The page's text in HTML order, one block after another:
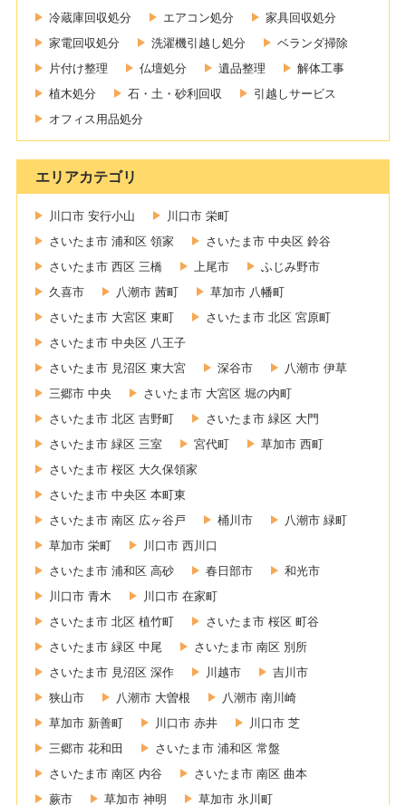
冷蔵庫回収処分
エアコン処分
家具回収処分
家電回収処分
洗濯機引越し処分
ベランダ掃除
片付け整理
仏壇処分 遺品整理
解体工事
植木処分
石・土・砂利回収
引越しサービス
オフィス用品処分
エリアカテゴリ
川口市 安行小山
川口市 栄町
さいたま市 浦和区 領家
さいたま市 中央区 鈴谷
さいたま市 西区 三橋
上尾市
ふじみ野市
久喜市
八潮市 茜町
草加市 八幡町
さいたま市 大宮区 東町
さいたま市 北区 宮原町
さいたま市 中央区 八王子
さいたま市 見沼区 東大宮
深谷市
八潮市 伊草
三郷市 中央
さいたま市 大宮区 堀の内町
さいたま市 北区 吉野町
さいたま市 緑区 大門
さいたま市 緑区 三室
宮代町
草加市 西町
さいたま市 桜区 大久保領家
さいたま市 中央区 本町東
さいたま市 南区 広ヶ谷戸
桶川市
八潮市 緑町
草加市 栄町
川口市 西川口
さいたま市 浦和区 高砂
春日部市
和光市
川口市 青木
川口市 在家町
さいたま市 北区 植竹町
さいたま市 桜区 町谷
さいたま市 緑区 中尾
さいたま市 南区 別所
さいたま市 見沼区 深作
川越市
吉川市
狭山市
八潮市 大曽根
八潮市 南川崎
草加市 新善町
川口市 赤井
川口市 芝
三郷市 花和田
さいたま市 浦和区 常盤
さいたま市 南区 内谷
さいたま市 南区 曲本
蕨市
草加市 神明 草加市 氷川町